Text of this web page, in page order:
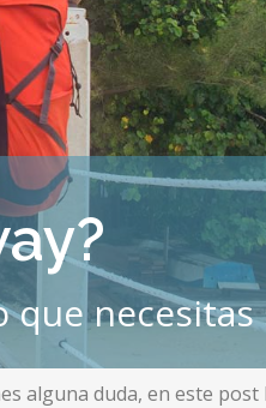
necesitas
alguna duda, en este post